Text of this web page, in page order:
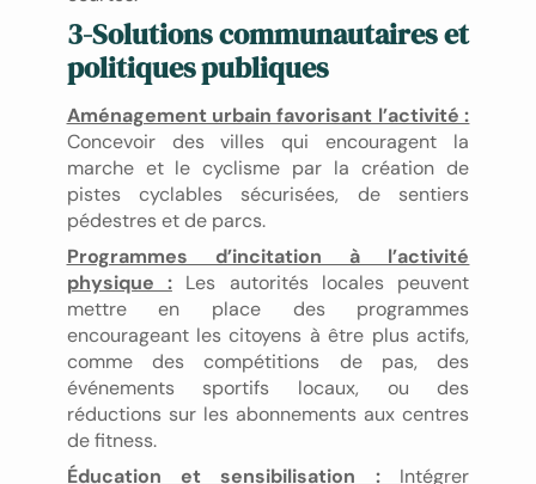
3-Solutions communautaires et
politiques publiques
Aménagement urbain favorisant l’activité :
Concevoir des villes qui encouragent la
marche et le cyclisme par la création de
pistes cyclables sécurisées, de sentiers
pédestres et de parcs.
Programmes d’incitation à l’activité
physique :Les autorités locales peuvent
mettre en place des programmes
encourageant les citoyens à être plus actifs,
comme des compétitions de pas, des
événements sportifs locaux, ou des
réductions sur les abonnements aux centres
de fitness.
Éducation et sensibilisation : Intégrer